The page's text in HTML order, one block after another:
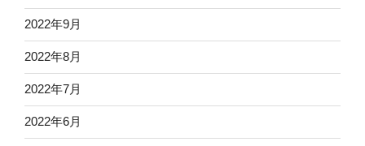
2022年9月
2022年8月
2022年7月
2022年6月